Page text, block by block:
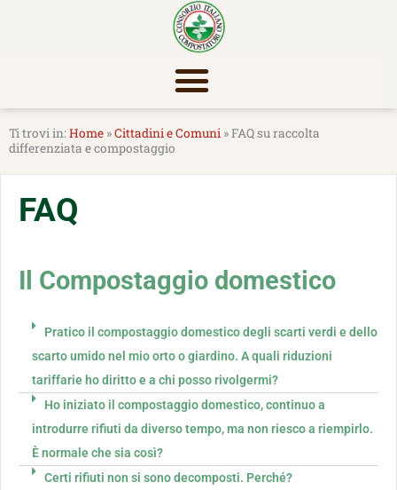
Home »Cittadini e Comuni »FAQ su raccolta
differenziata e compostaggio
FAQ
Il Compostaggio domestico
Pratico il compostaggio domestico degli scarti verdi e dello
scarto umido nel mio orto o giardino. A quali riduzioni
tariffarie ho diritto e a chi posso rivolgermi?
Ho iniziato il compostaggio domestico, continuo a
introdurre rifiuti da diverso tempo, ma non riesco a riempirlo.
È normale che sia così?
Certi rifiuti non si sono decomposti. Perché?